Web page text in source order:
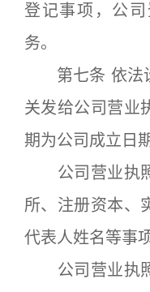
登记事项，公
务。
第七条 依法
关发给公司营业
期为公司成立日期
公司营业执照
所、注册资本、
代表人姓名等事项
公司营业执照